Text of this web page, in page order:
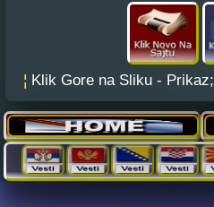
¦ Klik Gore na Sliku - Prikaz;